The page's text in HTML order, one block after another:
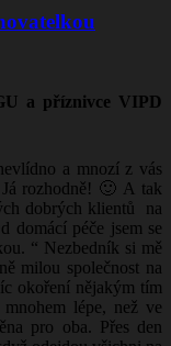
a příznivce VIPD
a mnozí z vás
rozhodně! 🙂 A tak
dobrých klientů na
domácí péče jsem se
“ Nezbedník si mě
milou společnost na
okoření nějakým tím
lépe, než ve
pro oba. Přes den